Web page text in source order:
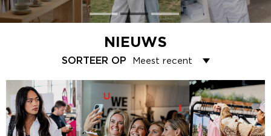
NIEUWS
SORTEER OP